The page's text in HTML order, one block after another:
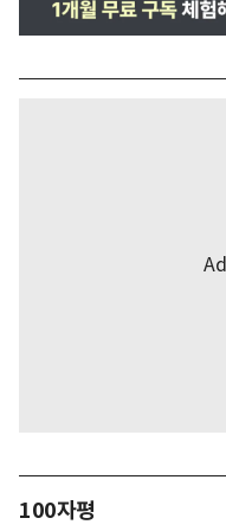
100자평